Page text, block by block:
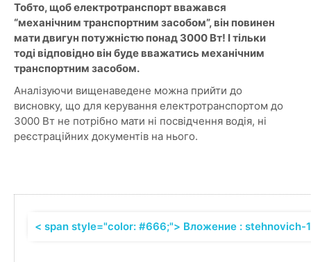
Тобто, щоб електротранспорт вважався
“механічним транспортним засобом”, він повинен
мати двигун потужністю понад 3000 Вт! І тільки
тоді відповідно він буде вважатись механічним
транспортним засобом.
Аналізуючи вищенаведене можна прийти до
висновку, що для керування електротранспортом до
3000 Вт не потрібно мати ні посвідчення водія, ні
реєстраційних документів на нього.
< span style="color: #666;"> Вложение : stehnovich-